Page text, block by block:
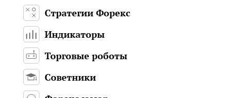
Стратегии Форекс
Индикаторы
Торговые роботы
Советники